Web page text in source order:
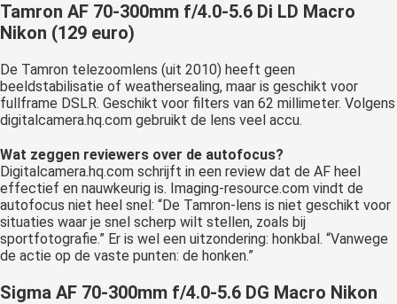
Tamron AF 70-300mm f/4.0-5.6 Di LD Macro
Nikon (129 euro)
De Tamron telezoomlens (uit 2010) heeft geen
beeldstabilisatie of weathersealing, maar is geschikt voor
fullframe DSLR. Geschikt voor filters van 62 millimeter. Volgens
digitalcamera.hq.com gebruikt de lens veel accu.
Wat zeggen reviewers over de autofocus?
Digitalcamera.hq.com schrijft in een review dat de AF heel
effectief en nauwkeurig is. Imaging-resource.com vindt de
autofocus niet heel snel: “De Tamron-lens is niet geschikt voor
situaties waar je snel scherp wilt stellen, zoals bij
sportfotografie.” Er is wel een uitzondering: honkbal. “Vanwege
de actie op de vaste punten: de honken.”
Sigma AF 70-300mm f/4.0-5.6 DG Macro Nikon